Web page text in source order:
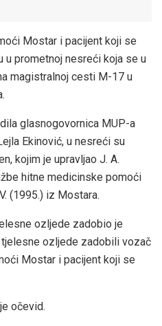
Mostar i pacijent koji se
prometnoj nesreći koja se u
magistralnoj cesti M-17 u
glasnogovornica MUP-a
Ekinović, u nesreći su
kojim je upravljao J. A.
hitne medicinske pomoći
(1995.) iz Mostara.
ozljede zadobio je
ozljede zadobili vozač
Mostar i pacijent koji se
očevid.